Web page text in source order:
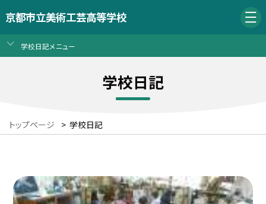
京都市立美術工芸高等学校
学校日記メニュー
学校日記
トップページ > 学校日記